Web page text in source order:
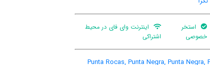
بار ترانسفر فرودگاهی
Malecon Norte 1410, Punta Negra, Punta Negra,
Punta Negra, Peru